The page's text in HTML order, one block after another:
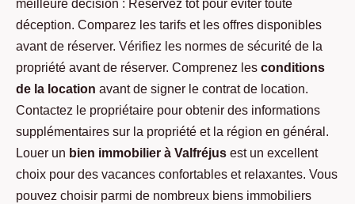
meilleure décision : Réservez tôt pour éviter toute
déception. Comparez les tarifs et les offres disponibles
avant de réserver. Vérifiez les normes de sécurité de la
propriété avant de réserver. Comprenez les conditions
de la location avant de signer le contrat de location.
Contactez le propriétaire pour obtenir des informations
supplémentaires sur la propriété et la région en général.
Louer un bien immobilier à Valfréjus est un excellent
choix pour des vacances confortables et relaxantes. Vous
pouvez choisir parmi de nombreux biens immobiliers